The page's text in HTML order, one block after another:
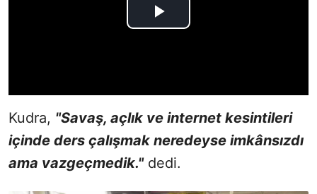
Kudra, "Savaş, açlık ve internet kesintileri
içinde ders çalışmak neredeyse imkânsızdı
ama vazgeçmedik."dedi.